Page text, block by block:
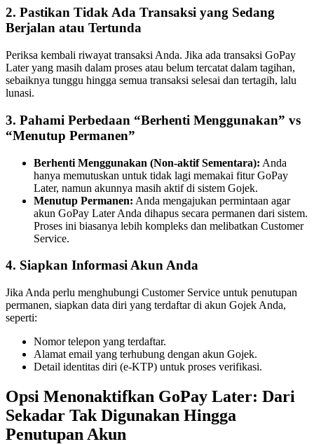
2. Pastikan Tidak Ada Transaksi yang Sedang
Berjalan atau Tertunda
Periksa kembali riwayat transaksi Anda. Jika ada transaksi GoPay
Later yang masih dalam proses atau belum tercatat dalam tagihan,
sebaiknya tunggu hingga semua transaksi selesai dan tertagih, lalu
lunasi.
3. Pahami Perbedaan “Berhenti Menggunakan” vs
“Menutup Permanen”
Berhenti Menggunakan (Non-aktif Sementara): Anda
hanya memutuskan untuk tidak lagi memakai fitur GoPay
Later, namun akunnya masih aktif di sistem Gojek.
Menutup Permanen: Anda mengajukan permintaan agar
akun GoPay Later Anda dihapus secara permanen dari sistem.
Proses ini biasanya lebih kompleks dan melibatkan Customer
Service.
4. Siapkan Informasi Akun Anda
Jika Anda perlu menghubungi Customer Service untuk penutupan
permanen, siapkan data diri yang terdaftar di akun Gojek Anda,
seperti:
Nomor telepon yang terdaftar.
Alamat email yang terhubung dengan akun Gojek.
Detail identitas diri (e-KTP) untuk proses verifikasi.
Opsi Menonaktifkan GoPay Later: Dari
Sekadar Tak Digunakan Hingga
Penutupan Akun